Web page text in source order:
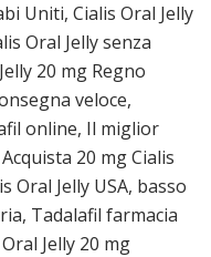
Uniti, Cialis Oral Jelly
Oral Jelly senza
20 mg Regno
veloce,
online, Il miglior
20 mg Cialis
Oral Jelly USA, basso
Tadalafil farmacia
Jelly 20 mg